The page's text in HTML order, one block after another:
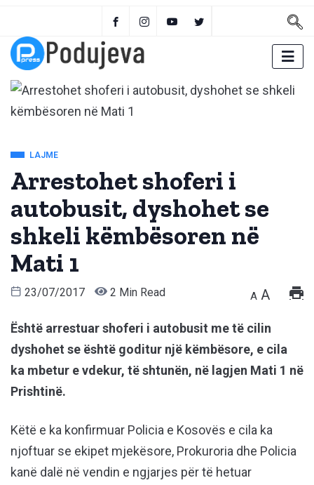
LAJME
Arrestohet shoferi i
autobusit, dyshohet se
shkeli këmbësoren në
Mati 1
23/07/2017 2 Min Read A A
Është arrestuar shoferi i autobusit me të cilin
dyshohet se është goditur një këmbësore, e cila
ka mbetur e vdekur, të shtunën, në lagjen Mati 1 në
Prishtinë.
Këtë e ka konfirmuar Policia e Kosovës e cila ka
njoftuar se ekipet mjekësore, Prokuroria dhe Policia
kanë dalë në vendin e ngjarjes për të hetuar